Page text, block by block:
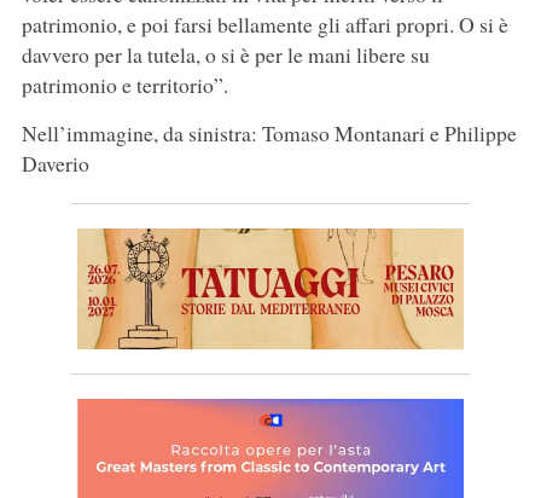
patrimonio, e poi farsi bellamente gli affari propri. O si è
davvero per la tutela, o si è per le mani libere su
patrimonio e territorio”.
Nell’immagine, da sinistra: Tomaso Montanari e Philippe
Daverio